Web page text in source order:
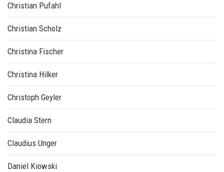
Christian Pufahl
Christian Scholz
Christina Fischer
Christina Hilker
Christoph Geyler
Claudia Stern
Claudius Unger
Daniel Kiowski